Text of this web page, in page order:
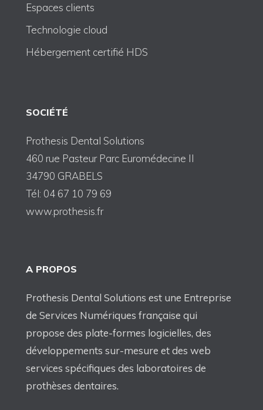
Espaces clients
Technologie cloud
Hébergement certifié HDS
SOCIÉTÉ
Prothesis Dental Solutions
460 rue Pasteur Parc Euromédecine II
34790 GRABELS
Tél: 04 67 10 79 69
www.prothesis.fr
A PROPOS
Prothesis Dental Solutions est une Entreprise
de Services Numériques française qui
propose des plate-formes logicielles, des
développements sur-mesure et des web
services spécifiques des laboratoires de
prothèses dentaires.